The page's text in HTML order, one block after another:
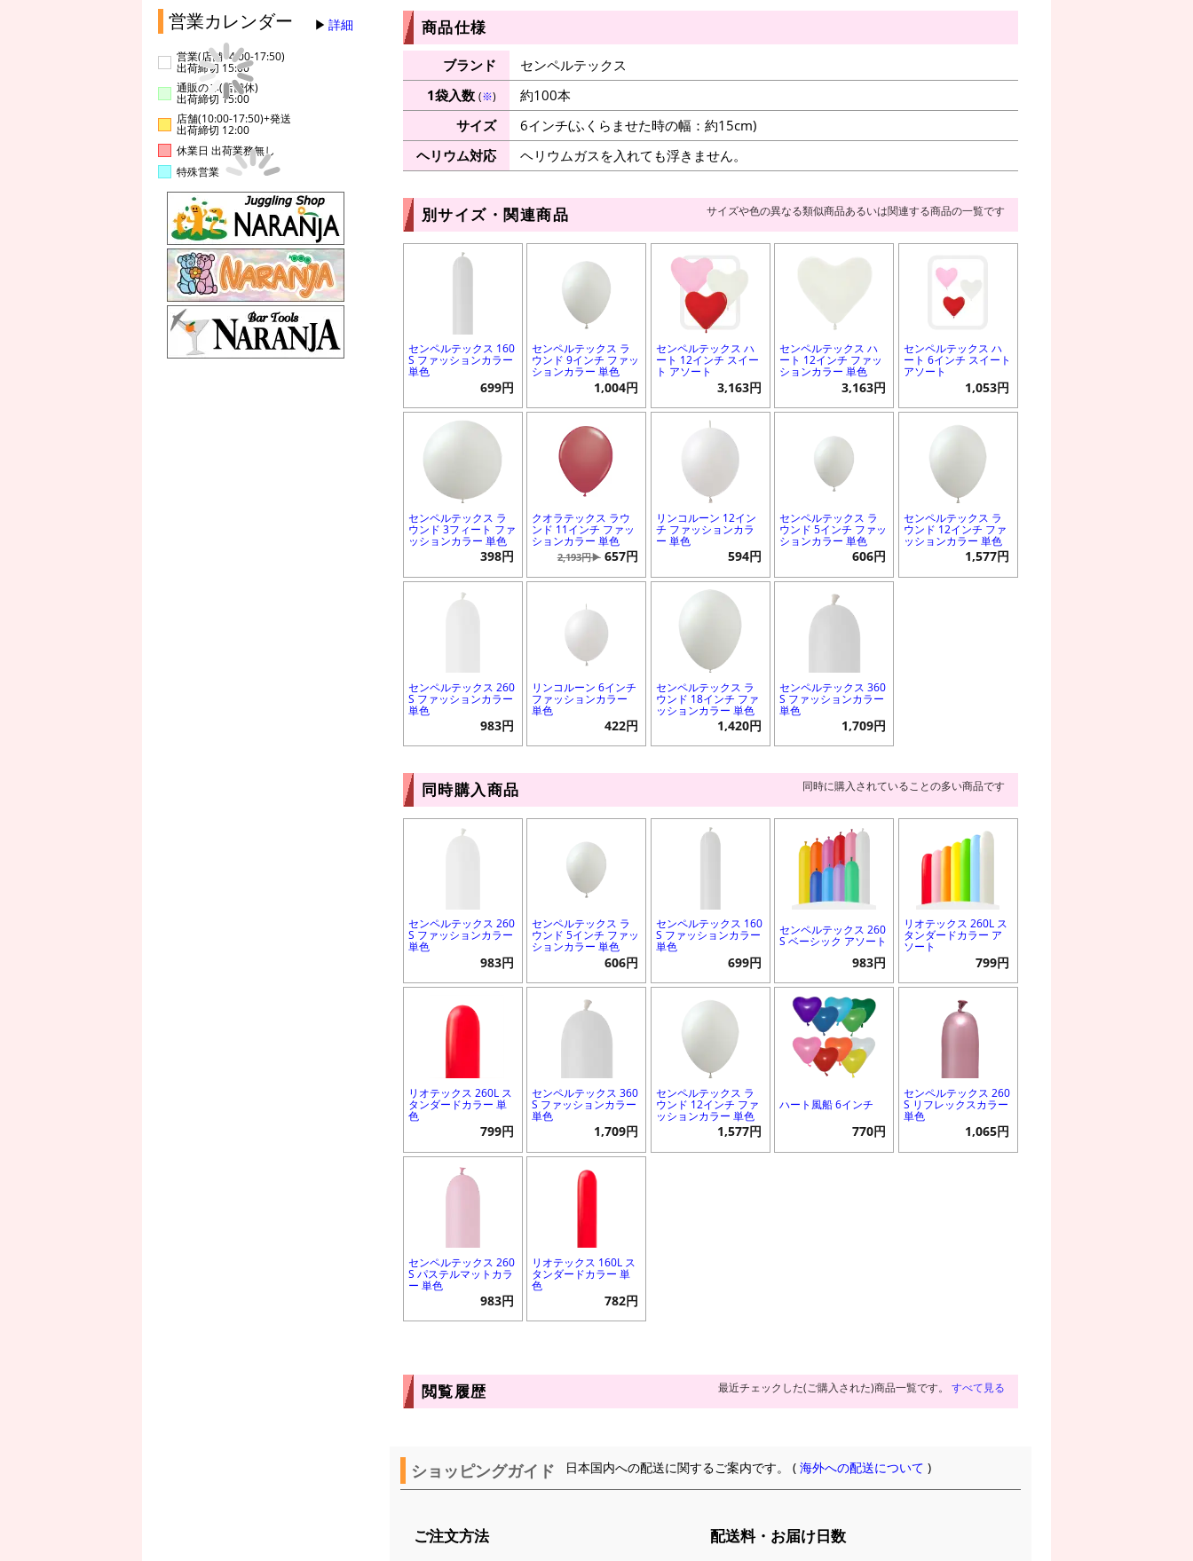
営業カレンダー 詳細
営業(店舗14:00-17:50)
出荷締切 15:00
通販のみ(店舗休)
出荷締切 15:00
店舗(10:00-17:50)+発送
出荷締切 12:00
休業日 出荷業務無し
特殊営業
商品仕様
ブランド
センペルテックス
1袋入数 (※)
約100本
サイズ
6インチ(ふくらませた時の幅：約15cm)
ヘリウム対応
ヘリウムガスを入れても浮きません。
別サイズ・関連商品 サイズや色の異なる類似商品あるいは関連する商品の一覧です
センペルテックス 160
S ファッションカラー
単色
699円
センペルテックス ラ
ウンド 9インチ ファッ
ションカラー 単色
1,004円
センペルテックス ハ
ート 12インチ スイー
ト アソート
3,163円
センペルテックス ハ
ート 12インチ ファッ
ションカラー 単色
3,163円
センペルテックス ハ
ート 6インチ スイート
アソート
1,053円
センペルテックス ラ
ウンド 3フィート ファ
ッションカラー 単色
398円
クオラテックス ラウ
ンド 11インチ ファッ
ションカラー 単色
2,193円▶ 657円
リンコルーン 12イン
チ ファッションカラ
ー 単色
594円
センペルテックス ラ
ウンド 5インチ ファッ
ションカラー 単色
606円
センペルテックス ラ
ウンド 12インチ ファ
ッションカラー 単色
1,577円
センペルテックス 260
S ファッションカラー
単色
983円
リンコルーン 6インチ
ファッションカラー
単色
422円
センペルテックス ラ
ウンド 18インチ ファ
ッションカラー 単色
1,420円
センペルテックス 360
S ファッションカラー
単色
1,709円
同時購入商品 同時に購入されていることの多い商品です
センペルテックス 260
S ファッションカラー
単色
983円
センペルテックス ラ
ウンド 5インチ ファッ
ションカラー 単色
606円
センペルテックス 160
S ファッションカラー
単色
699円
センペルテックス 260
S ベーシック アソート
983円
リオテックス 260L ス
タンダードカラー ア
ソート
799円
リオテックス 260L ス
タンダードカラー 単
色
799円
センペルテックス 360
S ファッションカラー
単色
1,709円
センペルテックス ラ
ウンド 12インチ ファ
ッションカラー 単色
1,577円
ハート風船 6インチ
770円
センペルテックス 260
S リフレックスカラー
単色
1,065円
センペルテックス 260
S パステルマットカラ
ー 単色
983円
リオテックス 160L ス
タンダードカラー 単
色
782円
閲覧履歴 最近チェックした(ご購入された)商品一覧です。 すべて見る
ショッピングガイド 日本国内への配送に関するご案内です。 (海外への配送について )
ご注文方法 配送料・お届け日数